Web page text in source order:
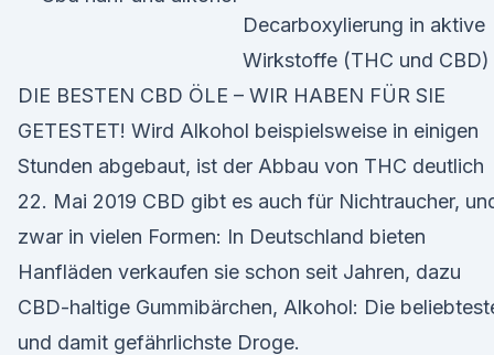
Decarboxylierung in aktive
Wirkstoffe (THC und CBD)
DIE BESTEN CBD ÖLE – WIR HABEN FÜR SIE
GETESTET! Wird Alkohol beispielsweise in einigen
Stunden abgebaut, ist der Abbau von THC deutlich
22. Mai 2019 CBD gibt es auch für Nichtraucher,
zwar in vielen Formen: In Deutschland bieten
Hanfläden verkaufen sie schon seit Jahren, dazu
CBD-haltige Gummibärchen, Alkohol: Die
und damit gefährlichste Droge.